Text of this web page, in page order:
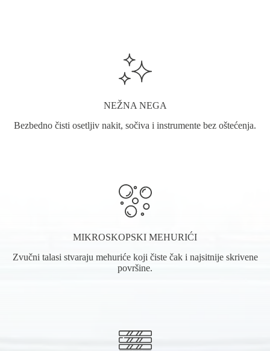
NEŽNA NEGA
Bezbedno čisti osetljiv nakit, sočiva i instrumente bez oštećenja.
MIKROSKOPSKI MEHURIĆI
Zvučni talasi stvaraju mehuriće koji čiste čak i najsitnije skrivene
površine.